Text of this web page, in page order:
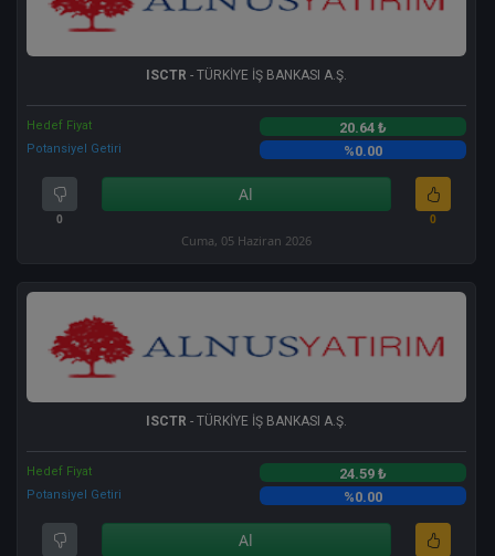
ISCTR - TÜRKİYE İŞ BANKASI A.Ş.
Hedef Fiyat 20.64 ₺
Potansiyel Getiri %0.00
0
Al
0
Cuma, 05 Haziran 2026
ISCTR - TÜRKİYE İŞ BANKASI A.Ş.
Hedef Fiyat 24.59 ₺
Potansiyel Getiri %0.00
Al